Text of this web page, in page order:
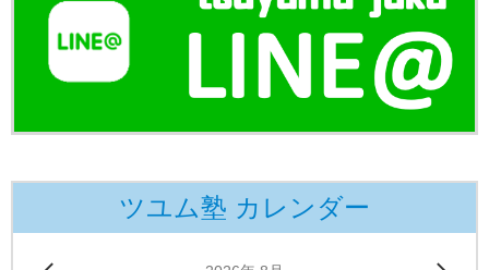
ツユム塾 カレンダー